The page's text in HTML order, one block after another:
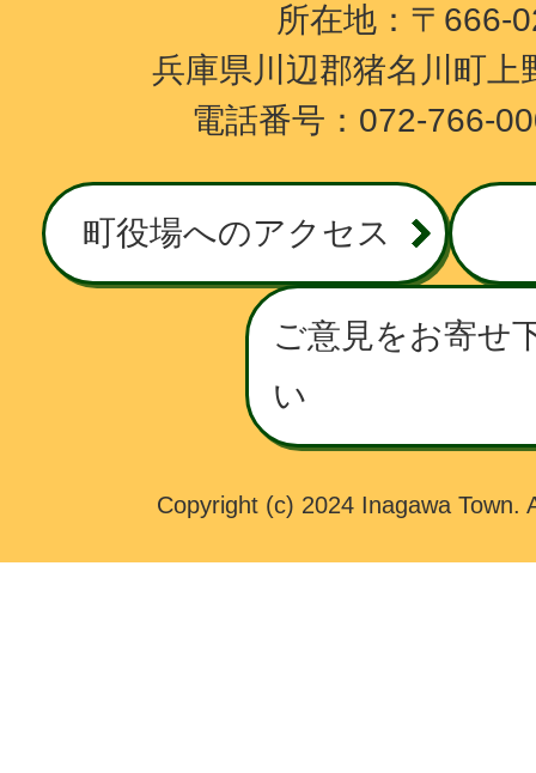
N
A
G
A
T
所在地：〒
兵庫県川辺郡猪名川町上
電話番号：072-766-
町役場へのアクセス
ご意見をお寄せ
い
Copyright (c) 2024 Inagawa Town.